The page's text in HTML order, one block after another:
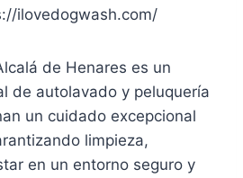
ilovedogwash.com/
de Henares es un
de autolavado y peluquería
un cuidado excepcional
limpieza,
en un entorno seguro y